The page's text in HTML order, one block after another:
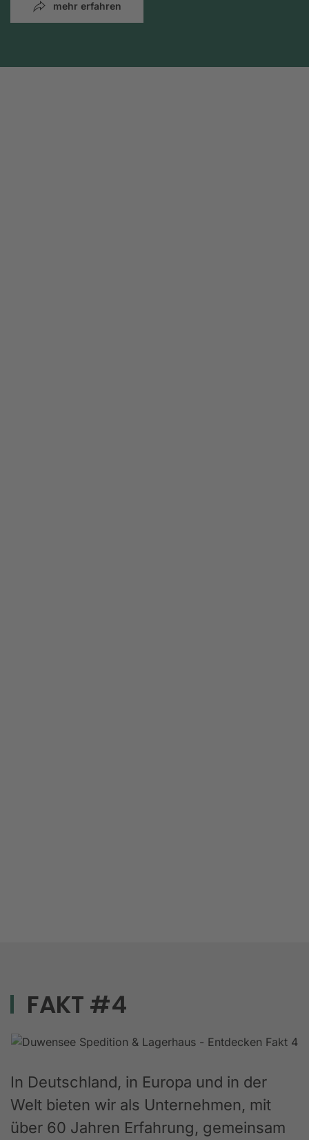
mehr erfahren
FAKT #4
In Deutschland, in Europa und in der
Welt bieten wir als Unternehmen, mit
über 60 Jahren Erfahrung, gemeinsam